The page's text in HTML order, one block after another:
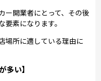
ー開業者にとって、その後
素になります。
場所に適している理由に
多い】